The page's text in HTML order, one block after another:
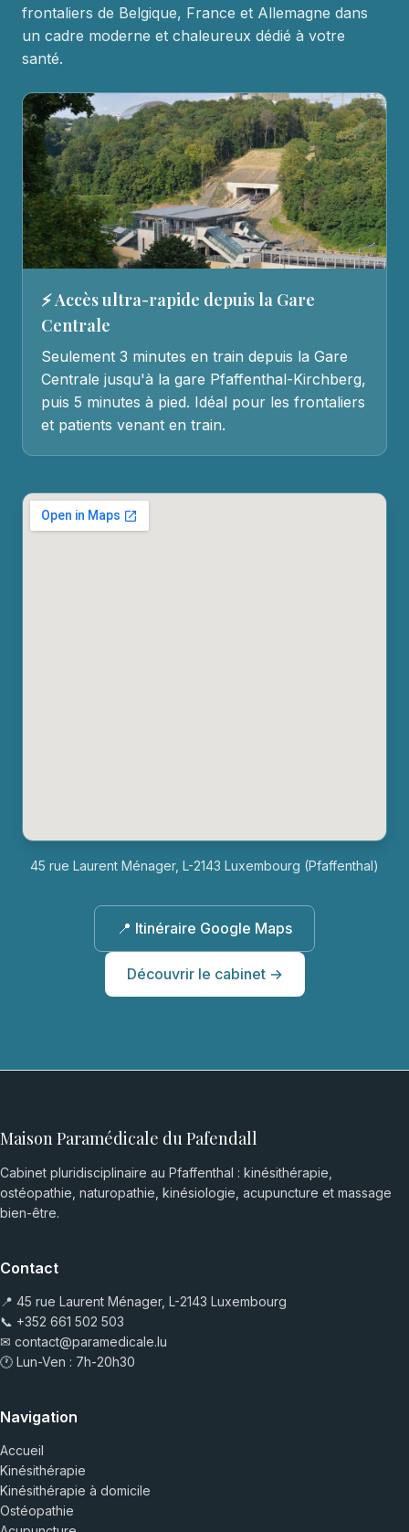
frontaliers de Belgique, France et Allemagne dans
un cadre moderne et chaleureux dédié à votre
santé.
⚡ Accès ultra-rapide depuis la Gare
Centrale
Seulement 3 minutes en train depuis la Gare
Centrale jusqu'à la gare Pfaffenthal-Kirchberg,
puis 5 minutes à pied. Idéal pour les frontaliers
et patients venant en train.
45 rue Laurent Ménager, L-2143 Luxembourg (Pfaffenthal)
📍 Itinéraire Google Maps
Découvrir le cabinet →
Maison Paramédicale du Pafendall
Cabinet pluridisciplinaire au Pfaffenthal : kinésithérapie,
ostéopathie, naturopathie, kinésiologie, acupuncture et massage
bien-être.
Contact
📍 45 rue Laurent Ménager, L-2143 Luxembourg
📞 +352 661 502 503
✉ contact@paramedicale.lu
🕐 Lun-Ven : 7h-20h30
Navigation
Accueil
Kinésithérapie
Kinésithérapie à domicile
Ostéopathie